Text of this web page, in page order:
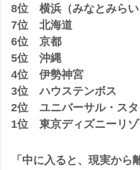
8位 横浜（みなとみらい
7位 北海道
6位 京都
5位 沖縄
4位 伊勢神宮
3位 ハウステンボス
2位 ユニバーサル・スタ
1位 東京ディズニーリゾ
「中に入ると、現実か